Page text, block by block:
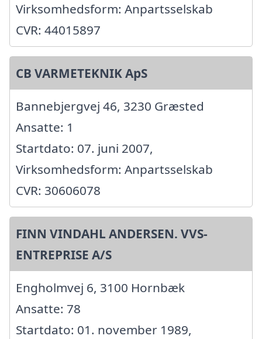
Virksomhedsform: Anpartsselskab
CVR: 44015897
CB VARMETEKNIK ApS
Bannebjergvej 46, 3230 Græsted
Ansatte: 1
Startdato: 07. juni 2007,
Virksomhedsform: Anpartsselskab
CVR: 30606078
FINN VINDAHL ANDERSEN. VVS-
ENTREPRISE A/S
Engholmvej 6, 3100 Hornbæk
Ansatte: 78
Startdato: 01. november 1989,